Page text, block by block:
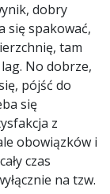
dobry
się spakować,
tam
No dobrze,
pójść do
się
z
obowiązków i
czas
na tzw.